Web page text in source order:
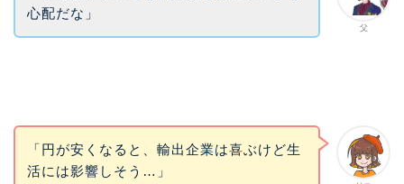
父
心配だな」
「円が安くなると、輸出企業は喜ぶけど生
活には影響しそう…」